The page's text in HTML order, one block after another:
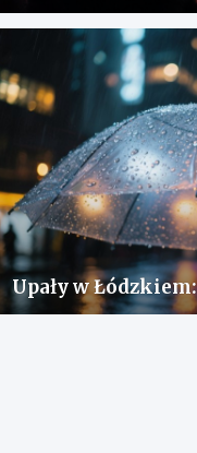
Upały w